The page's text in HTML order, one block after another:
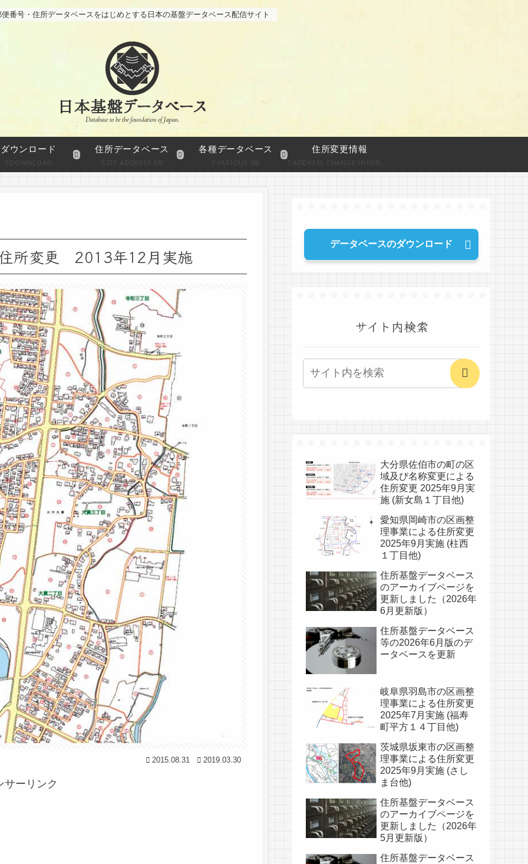
便番号・住所データベースをはじめとする日本の基盤データベース配信サイト
ダウンロード
DOWNLOAD
住所データベース
ZIP ADDRESS DB
各種データベース
VARIOUS DB
住所変更情報
ADDRESS CHANGE INFORMATION
所変更 2013年12月実施
2015.08.31 2019.03.30
サーリンク
データベースのダウンロード
サイト内検索
大分県佐伯市の町の区
域及び名称変更による
住所変更 2025年9月実
施 (新女島１丁目他)
愛知県岡崎市の区画整
理事業による住所変更
2025年9月実施 (柱西
１丁目他)
住所基盤データベース
のアーカイブページを
更新しました（2026年
6月更新版）
住所基盤データベース
等の2026年6月版のデ
ータベースを更新
岐阜県羽島市の区画整
理事業による住所変更
2025年7月実施 (福寿
町平方１４丁目他)
茨城県坂東市の区画整
理事業による住所変更
2025年9月実施 (さし
ま台他)
住所基盤データベース
のアーカイブページを
更新しました（2026年
5月更新版）
住所基盤データベース